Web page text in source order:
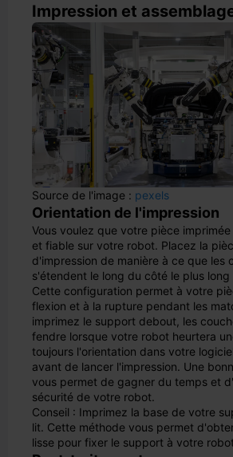
Impression et
Source de l'image : pexels
Orientation de l'impression
Vous voulez que votre pièce
et fiable sur votre robot. Placez la
d'impression de manière à ce que les
s'étendent le long du côté le plus long
Cette configuration permet à votre
flexion et à la rupture pendant les
imprimez le support debout, les
fendre lorsque votre robot heurtera
toujours l'orientation dans votre
avant de lancer l'impression. Une
vous permet de gagner du temps et
sécurité de votre robot.
Conseil : Imprimez la base de votre
lit. Cette méthode vous permet
lisse pour fixer le support à votre